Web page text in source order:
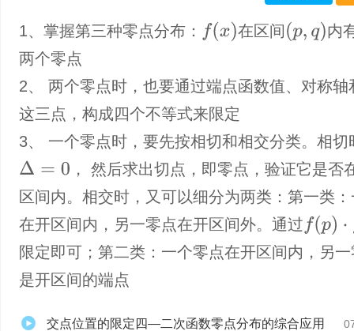
1、掌握第三种零点分布： (x) 在区间 (p,q
内
两个零点
2、 两个零点时，也要通过端点函数值、对称轴
这三点，构成四个不等式来限定
3、 一个零点时，要先按相切和相交分类。相切
Δ=
， 然后求出切点，即零点，验证它是否
区间内。相交时，又可以细分为两类：第一类
在开区间内，另一零点在开区间外。通过 (p)⋅f(q ＜
限定即可；第二类：一个零点在开区间内，另
是开区间的端点
交点位置的限定四—二次函数零点分布的综合应用